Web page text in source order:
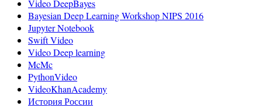
Video DeepBayes
Bayesian Deep Learning Workshop NIPS 2016
Jupyter Notebook
Swift Video
Video Deep learning
McMc
PythonVideo
VideoKhanAcademy
История России